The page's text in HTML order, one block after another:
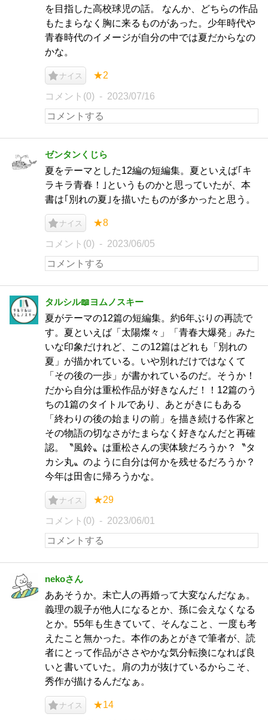
を目指した高校球児の話。 なんか、どちらの作品
もたまらなく胸に来るものがあった。少年時代や
青春時代のイメージが自分の中では夏だからなの
かな。
ナイス ★2
コメント(0) 2023/07/16
ゼンタンくじら
夏をテーマとした12編の短編集。夏といえば｢キ
ラキラ青春！｣というものかと思っていたが、本
書は｢別れの夏｣を描いたものが多かったと思う。
ナイス ★8
コメント(0) 2023/06/05
タルシル📖ヨムノスキー
夏がテーマの12篇の短編集。約6年ぶりの再読で
す。夏といえば「太陽燦々」「青春大爆発」みた
いな印象だけれど、この12篇はどれも「別れの
夏」が描かれている。いや別れだけではなくて
「その後の一歩」が書かれているのだ。そうか！
だから自分は重松作品が好きなんだ！！12篇のう
ちの1篇のタイトルであり、あとがきにもある
「終わりの後の始まりの前」を描き続ける作家と
その物語の切なさがたまらなく好きなんだと再確
認。〝風鈴〟は重松さんの実体験だろうか？〝タ
カシ丸〟のように自分は何かを残せるだろうか？
今年は田舎に帰ろうかな。
ナイス ★29
コメント(0) 2023/06/01
nekoさん
ああそうか。未亡人の再婚って大変なんだなぁ。
義理の親子が他人になるとか、孫に会えなくなる
とか。55年も生きていて、そんなこと、一度も考
えたこと無かった。本作のあとがきで筆者が、読
者にとって作品がささやかな気分転換になれば良
いと書いていた。肩の力が抜けているからこそ、
秀作が描けるんだなぁ。
ナイス ★14